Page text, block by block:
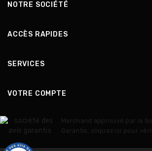
NOTRE SOCIÉTÉ
ACCÈS RAPIDES
SERVICES
VOTRE COMPTE
Marchand approuvé par la
Garantis, cliquez ici pour